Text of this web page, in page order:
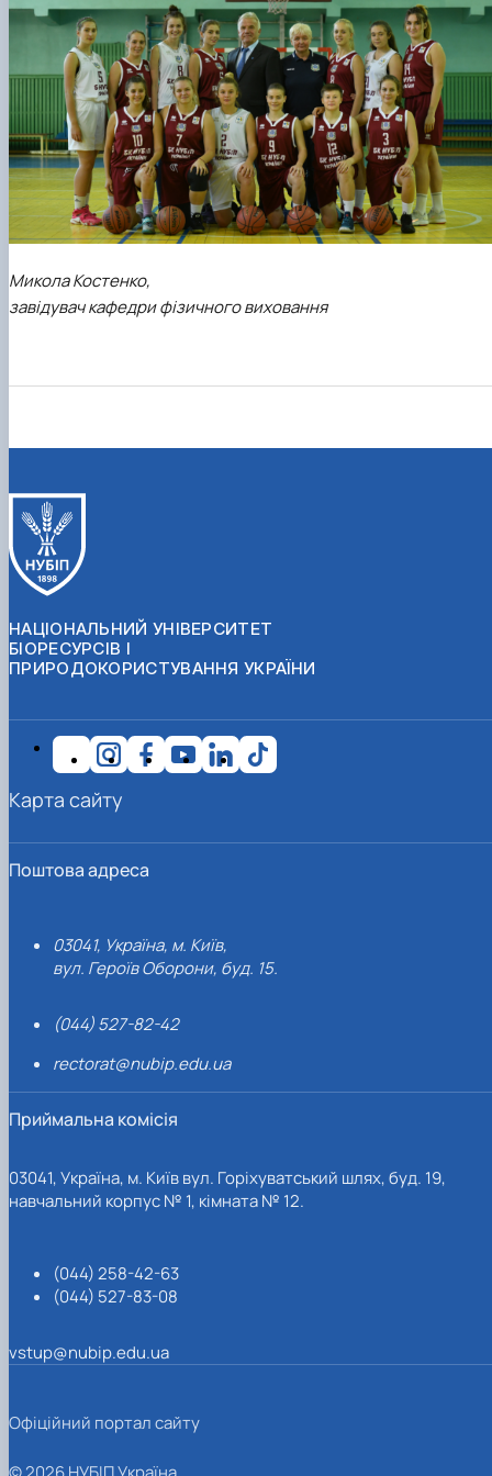
Микола Костенко,
завідувач кафедри фізичного виховання
НАЦІОНАЛЬНИЙ УНІВЕРСИТЕТ
БІОРЕСУРСІВ І
ПРИРОДОКОРИСТУВАННЯ УКРАЇНИ
Поштова адреса
03041, Україна, м. Київ,
вул. Героїв Оборони, буд. 15.
(044) 527-82-42
rectorat@nubip.edu.ua
Приймальна комісія
03041, Україна, м. Київ вул. Горіхуватський шлях, буд. 19,
навчальний корпус № 1, кімната № 12.
(044) 258-42-63
(044) 527-83-08
vstup@nubip.edu.ua
Карта сайту
Офіційний портал сайту